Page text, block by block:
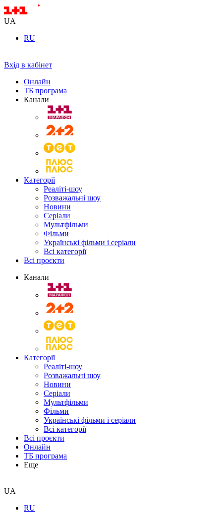
UA
RU
Вхід в кабінет
Онлайн
ТБ програма
Канали
Категорії
Реаліті-шоу
Розважальні шоу
Новини
Серіали
Мультфільми
Фільми
Українські фільми і серіали
Всі категорії
Всі проєкти
Канали
Категорії
Реаліті-шоу
Розважальні шоу
Новини
Серіали
Мультфільми
Фільми
Українські фільми і серіали
Всі категорії
Всі проєкти
Онлайн
ТБ програма
Еще
UA
RU